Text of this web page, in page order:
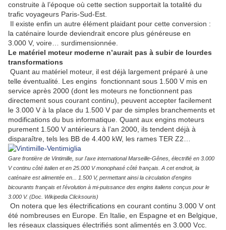
construite à l’époque où cette section supportait la totalité du
trafic voyageurs Paris-Sud-Est.
Il existe enfin un autre élément plaidant pour cette conversion :
la caténaire lourde deviendrait encore plus généreuse en
3.000 V, voire… surdimensionnée.
Le matériel moteur moderne n’aurait pas à subir de lourdes
transformations
Quant au matériel moteur, il est déjà largement préparé à une
telle éventualité. Les engins fonctionnant sous 1.500 V mis en
service après 2000 (dont les moteurs ne fonctionnent pas
directement sous courant continu), peuvent accepter facilement
le 3.000 V à la place du 1.500 V par de simples branchements et
modifications du bus informatique. Quant aux engins moteurs
purement 1.500 V antérieurs à l’an 2000, ils tendent déjà à
disparaître, tels les BB de 4.400 kW, les rames TER Z2…
Gare frontière de Vintimille, sur l'axe international Marseille-Gênes, électrifié en 3.000
V continu côté italien et en 25.000 V monophasé côté français. A cet endroit, la
caténaire est alimentée en... 1.500 V, permettant ainsi la circulation d'engins
bicourants français et l'évolution à mi-puissance des engins italiens conçus pour le
3.000 V. (Doc. Wikipedia Clicksouris)
On notera que les électrifications en courant continu 3.000 V ont
été nombreuses en Europe. En Italie, en Espagne et en Belgique,
les réseaux classiques électrifiés sont alimentés en 3.000 Vcc.